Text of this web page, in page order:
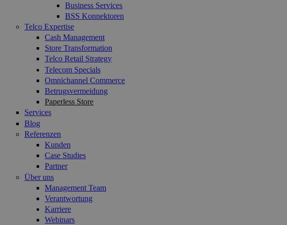
Business Services
BSS Konnektoren
Telco Expertise
Cash Management
Store Transformation
Telco Retail Strategy
Telecom Specials
Omnichannel Commerce
Betrugsvermeidung
Paperless Store
Services
Blog
Referenzen
Kunden
Case Studies
Partner
Über uns
Management Team
Verantwortung
Karriere
Webinars